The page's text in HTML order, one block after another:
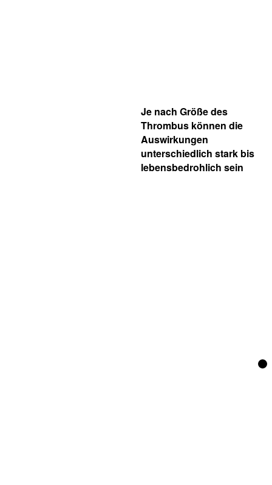
Je nach Größe des
Thrombus können die
Auswirkungen
unterschiedlich stark bis
lebensbedrohlich sein